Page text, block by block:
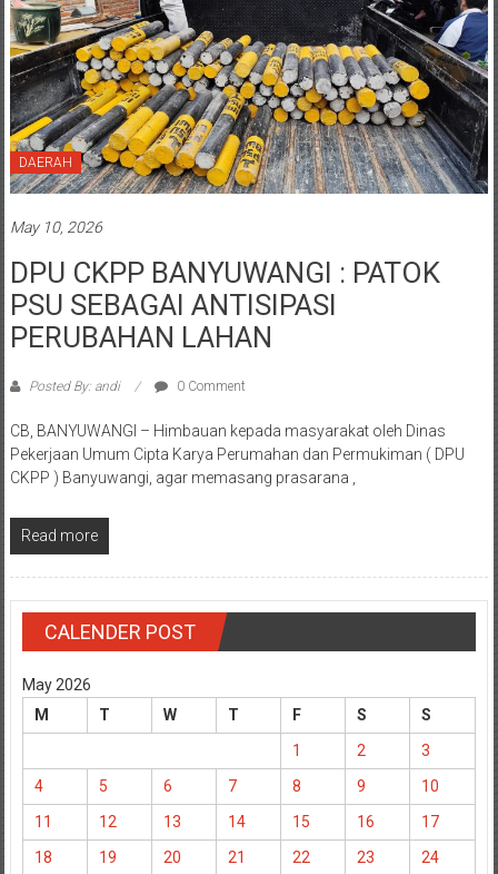
DAERAH
May 10, 2026
DPU CKPP BANYUWANGI : PATOK
PSU SEBAGAI ANTISIPASI
PERUBAHAN LAHAN
Posted By: andi 0 Comment
CB, BANYUWANGI – Himbauan kepada masyarakat oleh Dinas
Pekerjaan Umum Cipta Karya Perumahan dan Permukiman ( DPU
CKPP ) Banyuwangi, agar memasang prasarana ,
Read more
CALENDER POST
May 2026
M
T W T F S
S
1
2
3
4
5 6 7 8 9
10
11
12 13 14 15 16
17
18
19 20 21 22 23
24